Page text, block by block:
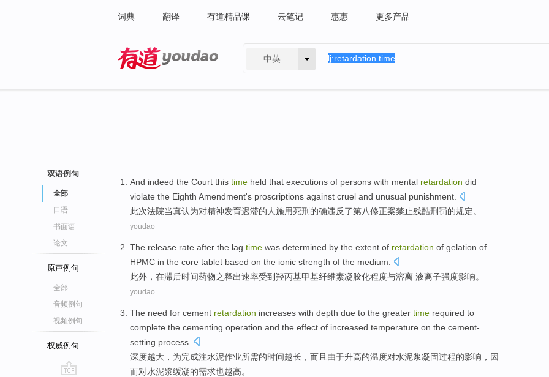
词典 翻译 有道精品课 云笔记 惠惠 更多产品
中英
双语例句
全部
口语
书面语
论文
原声例句
全部
音频例句
视频例句
权威例句
And indeed the Court this time held that executions of persons with mental retardation did
violate the Eighth Amendment's proscriptions against cruel and unusual punishment
此次法院当真认为对精神发育迟滞的 人施用死刑 的确违反了第八修正案禁止残酷刑罚的规定。
youdao
The release rate after the lag time was determined by the extent of retardation of gelation of
HPMC in the core tablet based on the ionic strength of the medium.
此外， 在滞后时间药物之释出速率受到羟丙基甲基纤维素凝胶化程度与溶离 液离子强度影响。
youdao
The need for cement retardation increases with depth due to the greater time required to
complete the cementing operation and the effect of increased temperature on the cement-
setting process
深度越大 ， 为完成注水泥作业所需的时间越长，而且 由于升高的温度对水泥浆凝固过程的影响 ，因
而对水泥浆缓凝的需求也越高。